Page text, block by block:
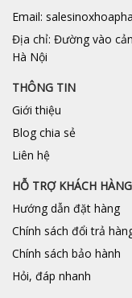
Email:
Địa chỉ: Đường vào
Hà Nội
THÔNG TIN
Giới thiệu
Blog chia sẻ
Liên hệ
HỖ TRỢ KHÁCH HÀNG
Hướng dẫn đặt hàng
Chính sách đổi trả
Chính sách bảo hành
Hỏi, đáp nhanh